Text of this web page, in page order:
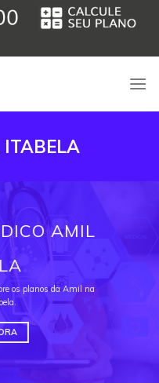
AMIL
os planos da Amil na